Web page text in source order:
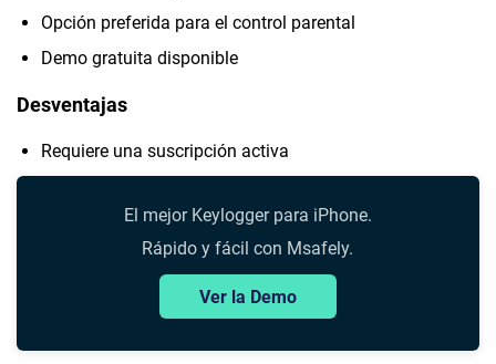
Opción preferida para el control parental
Demo gratuita disponible
Desventajas
Requiere una suscripción activa
El mejor Keylogger para iPhone.
Rápido y fácil con Msafely.
Ver la Demo